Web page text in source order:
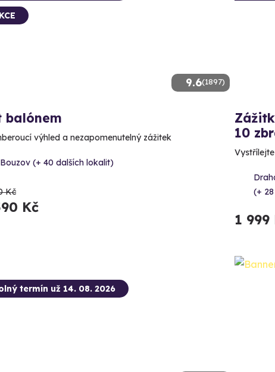
9.6(1897)
balónem
výhled a nezapomenutelný zážitek
Bouzov (+ 40 dalších lokalit)
Kč
Kč
10
(+
1 999
termín už 14. 08. 2026